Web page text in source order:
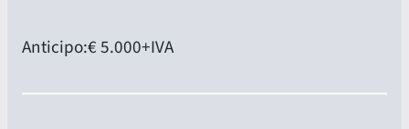
Anticipo:€ 5.000+IVA